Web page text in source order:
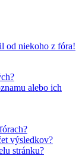
od niekoho z fóra!
alebo ich
výsledkov?
stránku?